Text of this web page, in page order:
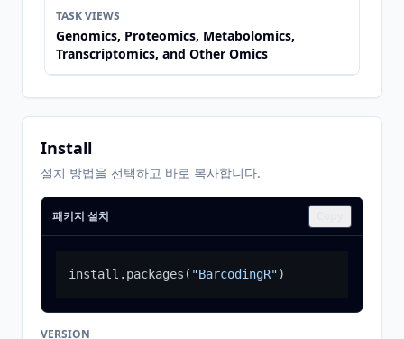
TASK VIEWS
Genomics, Proteomics, Metabolomics,
Transcriptomics, and Other Omics
Install
설치 방법을 선택하고 바로 복사합니다.
패키지 설치
install.packages ( "BarcodingR")
VERSION